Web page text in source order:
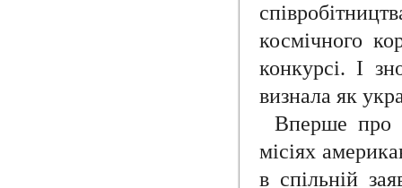
космічного
конкурсі. І
визнала як
Вперше про
місіях
в спільній